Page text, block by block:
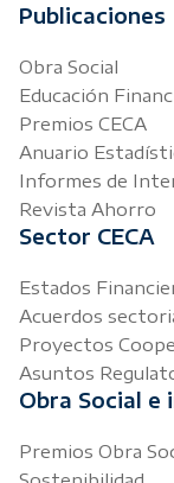
Publicaciones
Obra Social
Educación
Premios CECA
Anuario
Informes de
Revista Ahorro
Sector CECA
Estados
Acuerdos
Proyectos
Asuntos
Obra Social e
Premios Obra